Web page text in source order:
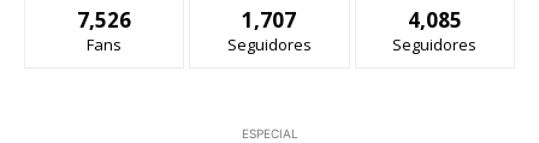
7,526
Fans
1,707
Seguidores
4,085
Seguidores
ESPECIAL